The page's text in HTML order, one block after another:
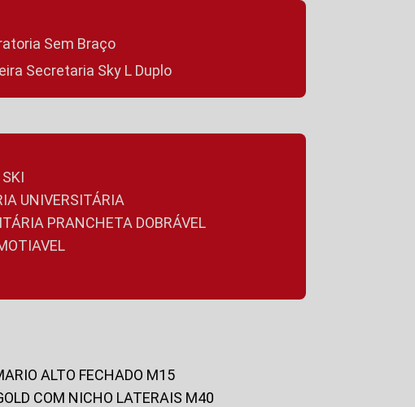
Sem Braço
Secretaria Sky L Duplo
UNIVERSITÁRIA
PRANCHETA DOBRÁVEL
ALTO FECHADO M15
COM NICHO LATERAIS M40